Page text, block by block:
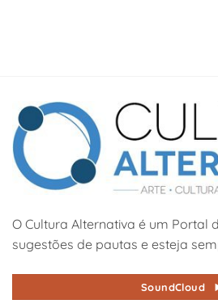
O Cultura Alternativa é um Portal
sugestões de pautas e esteja
SoundCloud